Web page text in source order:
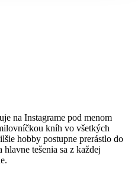
na Instagrame pod menom
kníh vo všetkých
hobby postupne prerástlo do
tešenia sa z každej